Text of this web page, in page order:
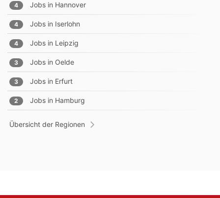
4 Jobs in Hannover
4 Jobs in Iserlohn
4 Jobs in Leipzig
3 Jobs in Oelde
3 Jobs in Erfurt
2 Jobs in Hamburg
Übersicht der Regionen